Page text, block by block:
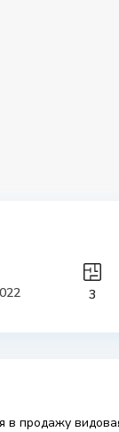
3
в продажу